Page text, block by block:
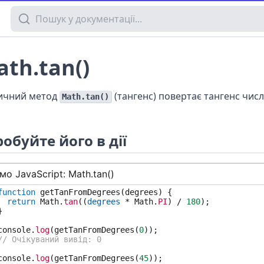
Пошук у документації
метод Math.tan() (тангенс) повертає тангенс
його в дії